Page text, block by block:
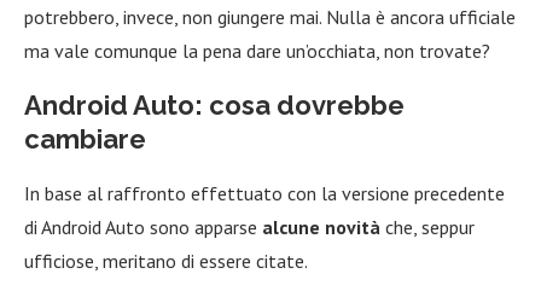
potrebbero, invece, non giungere mai. Nulla è ancora ufficiale
ma vale comunque la pena dare un’occhiata, non trovate?
Android Auto: cosa dovrebbe
cambiare
In base al raffronto effettuato con la versione precedente
di Android Auto sono apparse alcune novità che, seppur
ufficiose, meritano di essere citate.